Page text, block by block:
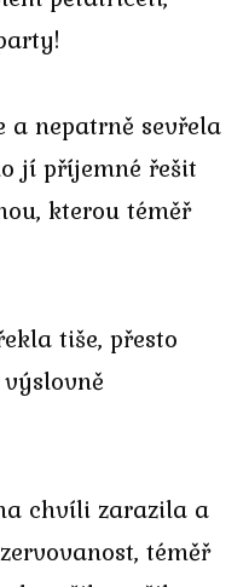
a nepatrně sevřela
jí příjemné řešit
kterou téměř
tiše, přesto
chvíli zarazila a
téměř